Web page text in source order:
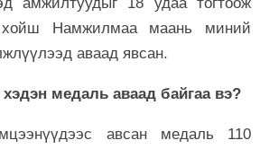
хойш Намжилмаа маань миний
аваад явсан.
медаль аваад байгаа вэ?
авсан медаль 110